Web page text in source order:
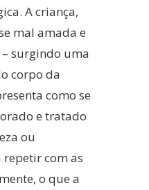
A criança,
mal amada e
surgindo uma
corpo da
como se
e tratado
ou
com as
o que a